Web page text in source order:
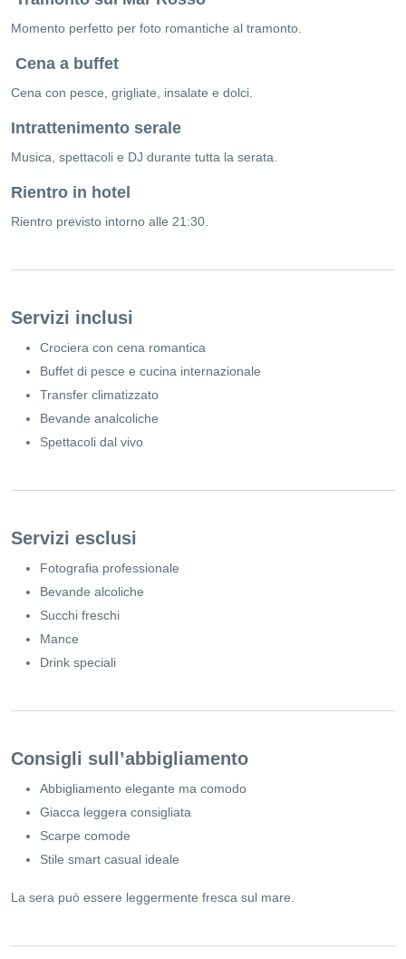
Momento perfetto per foto romantiche al tramonto.
Cena a buffet
Cena con pesce, grigliate, insalate e dolci.
Intrattenimento serale
Musica, spettacoli e DJ durante tutta la serata.
Rientro in hotel
Rientro previsto intorno alle 21:30.
Servizi inclusi
Crociera con cena romantica
Buffet di pesce e cucina internazionale
Transfer climatizzato
Bevande analcoliche
Spettacoli dal vivo
Servizi esclusi
Fotografia professionale
Bevande alcoliche
Succhi freschi
Mance
Drink speciali
Consigli sull’abbigliamento
Abbigliamento elegante ma comodo
Giacca leggera consigliata
Scarpe comode
Stile smart casual ideale
La sera può essere leggermente fresca sul mare.